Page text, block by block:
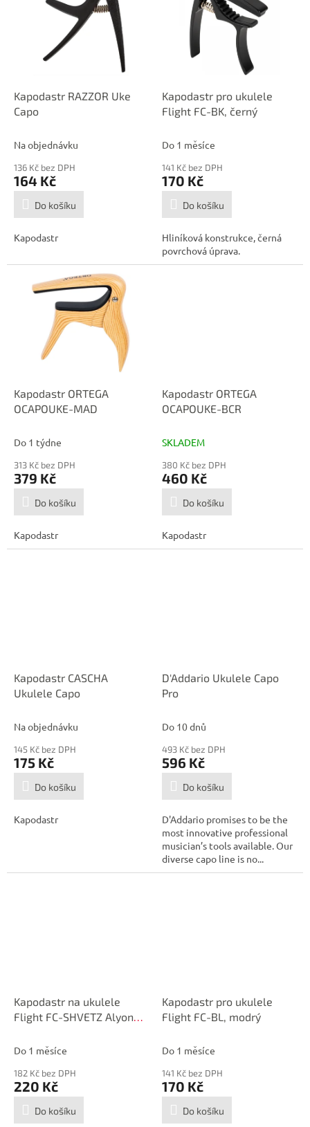
Kapodastr RAZZOR Uke
Capo
Na objednávku
136 Kč bez DPH
164 Kč
Do košíku
Kapodastr
Kapodastr pro ukulele
Flight FC-BK, černý
Do 1 měsíce
141 Kč bez DPH
170 Kč
Do košíku
Hliníková konstrukce, černá
povrchová úprava.
Kapodastr ORTEGA
OCAPOUKE-MAD
Do 1 týdne
313 Kč bez DPH
379 Kč
Do košíku
Kapodastr
Kapodastr ORTEGA
OCAPOUKE-BCR
SKLADEM
380 Kč bez DPH
460 Kč
Do košíku
Kapodastr
Kapodastr CASCHA
Ukulele Capo
Na objednávku
145 Kč bez DPH
175 Kč
Do košíku
Kapodastr
D'Addario Ukulele Capo
Pro
Do 10 dnů
493 Kč bez DPH
596 Kč
Do košíku
D'Addario promises to be the
most innovative professional
musician’s tools available. Our
diverse capo line is no...
Kapodastr na ukulele
Flight FC-SHVETZ Alyona
Do 1 měsíce
182 Kč bez DPH
220 Kč
Do košíku
Kapodastr pro ukulele
Flight FC-BL, modrý
Do 1 měsíce
141 Kč bez DPH
170 Kč
Do košíku